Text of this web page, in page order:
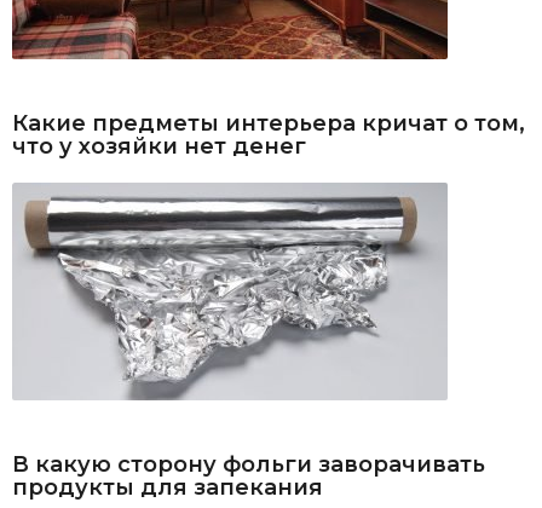
Какие предметы интерьера кричат о том,
что у хозяйки нет денег
В какую сторону фольги заворачивать
продукты для запекания